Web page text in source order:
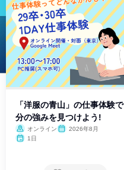
「洋服の青山」の仕事体験
分の強みを見つけよう!
オンライン
2026年8月
1日